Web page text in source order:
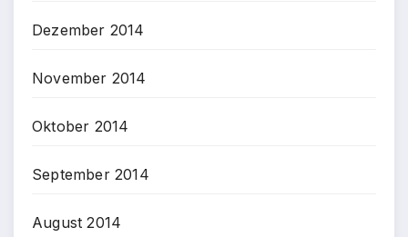
Dezember 2014
November 2014
Oktober 2014
September 2014
August 2014